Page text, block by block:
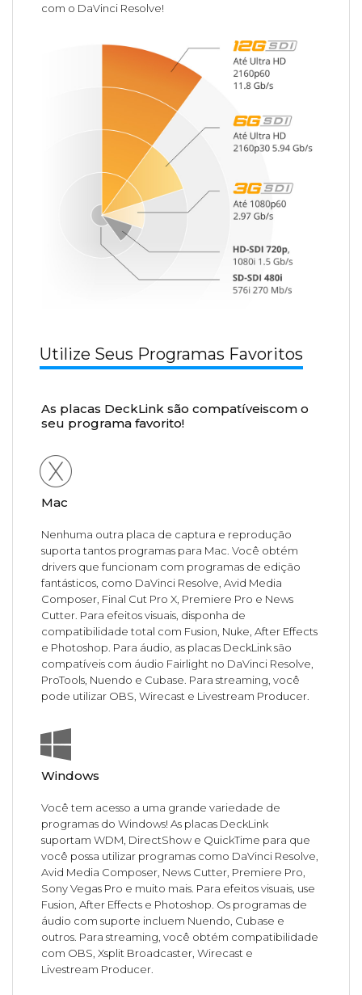
com o DaVinci Resolve!
Utilize Seus Programas Favoritos
As placas DeckLink são compatíveiscom o
seu programa favorito!
Mac
Nenhuma outra placa de captura e reprodução
suporta tantos programas para Mac. Você obtém
drivers que funcionam com programas de edição
fantásticos, como DaVinci Resolve, Avid Media
Composer, Final Cut Pro X, Premiere Pro e News
Cutter. Para efeitos visuais, disponha de
compatibilidade total com Fusion, Nuke, After Effects
e Photoshop. Para áudio, as placas DeckLink são
compatíveis com áudio Fairlight no DaVinci Resolve,
ProTools, Nuendo e Cubase. Para streaming, você
pode utilizar OBS, Wirecast e Livestream Producer.
Windows
Você tem acesso a uma grande variedade de
programas do Windows! As placas DeckLink
suportam WDM, DirectShow e QuickTime para que
você possa utilizar programas como DaVinci Resolve,
Avid Media Composer, News Cutter, Premiere Pro,
Sony Vegas Pro e muito mais. Para efeitos visuais, use
Fusion, After Effects e Photoshop. Os programas de
áudio com suporte incluem Nuendo, Cubase e
outros. Para streaming, você obtém compatibilidade
com OBS, Xsplit Broadcaster, Wirecast e
Livestream Producer.